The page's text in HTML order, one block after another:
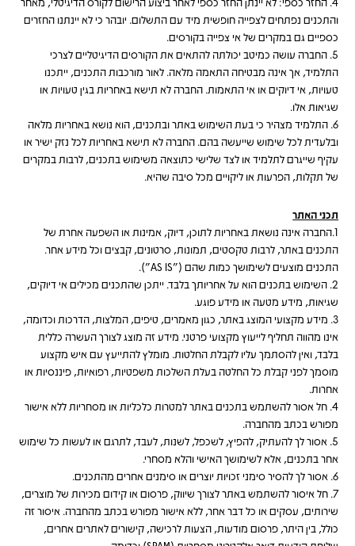
והתכנים נפתחים לצפייה חופשית מיד עם התשלום. יובהר כי לא יינתנו החזרים
כספיים גם במקרים של אי צפייה בקורסים.
5. החברה עושה כמיטב יכולתה להתאים את הקורסים הדיגיטליים לצרכי
התלמיד, אך אינה מבטיחה התאמה מלאה. לאור מורכבות התכנים, ייתכנו
טעויות, אי דיוקים או אי התאמות. החברה לא תישא באחריות בגין טעויות או
שגיאות אלו.
6. התלמיד מצהיר כי בעת השימוש באתר ובתכנים, הוא נושא באחריות מלאה
ובלעדית לכל שימוש שייעשה בהם. החברה לא תישא באחריות לכל נזק ישיר או
עקיף שייגרם לתלמיד או לצד שלישי כתוצאה משימוש בתכנים, לרבות במקרים
של תקלות, הפרעות או ליקויים מכל סיבה שהיא.
תכני האתר
1.החברה אינה נושאת באחריות לתוכן, דיוק, אמינות או השפעה אחרת של
התכנים באתר, לרבות טקסטים, תמונות, סרטונים, קבצים וכל מידע אחר.
התכנים מוצעים לשימושך כמות שהם ("AS IS").
2. השימוש בתכנים הוא על אחריותך בלבד. ייתכן שהתכנים מכילים אי דיוקים,
שגיאות, מידע מטעה או מידע פוגע.
3. מידע מקצועי המוצג באתר, כגון מאמרים, טיפים, המלצות, הדרכות וכדומה,
אינו מהווה תחליף לייעוץ מקצועי פרטני. מידע זה מוצג לצורך העשרה כללית
בלבד, ואין להסתמך עליו לקבלת החלטות. מומלץ להתייעץ עם איש מקצוע
מוסמך לפני קבלת כל החלטה בעלת השלכות משפטיות, רפואיות, פיננסיות או
אחרות.
4. חל אסור להשתמש בתכנים באתר למטרות כלכליות או מסחריות ללא אישור
מפורש בכתב מהחברה.
5. אסור לך להעתיק, להפיץ, לשכפל, לשנות, לעבד, לתרגם או לעשות כל שימוש
אחר בתכנים, אלא לשימושך האישי והלא מסחרי.
6. אסור לך להסיר סימני זכויות יוצרים או סימנים אחרים מהתכנים.
7. חל איסור להשתמש באתר לצורך שיווק, פרסום או קידום מכירות של מוצרים,
שירותים, עסקים או כל דבר אחר, ללא אישור מפורש בכתב מהחברה. איסור זה
כולל, בין היתר, פרסום מודעות, הצעות לרכישה, קישורים לאתרים אחרים,